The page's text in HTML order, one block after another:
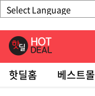
핫딜홈 베스트몰